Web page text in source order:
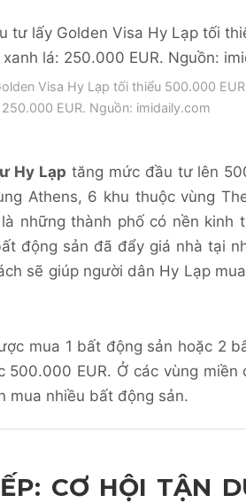
Visa Hy Lạp tối thiểu 500.000
EUR. Nguồn: imidaily.com
Hy Lạp tăng mức đầu tư lên
Athens, 6 khu thuộc vùng
những thành phố có nền kinh
động sản đã đẩy giá nhà tại
sẽ giúp người dân Hy Lạp
mua 1 bất động sản hoặc 2
EUR. Ở các vùng miền
mua nhiều bất động sản.
CƠ HỘI TẬN